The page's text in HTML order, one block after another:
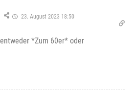
23. August 2023 18:50
*Zum 60er* oder